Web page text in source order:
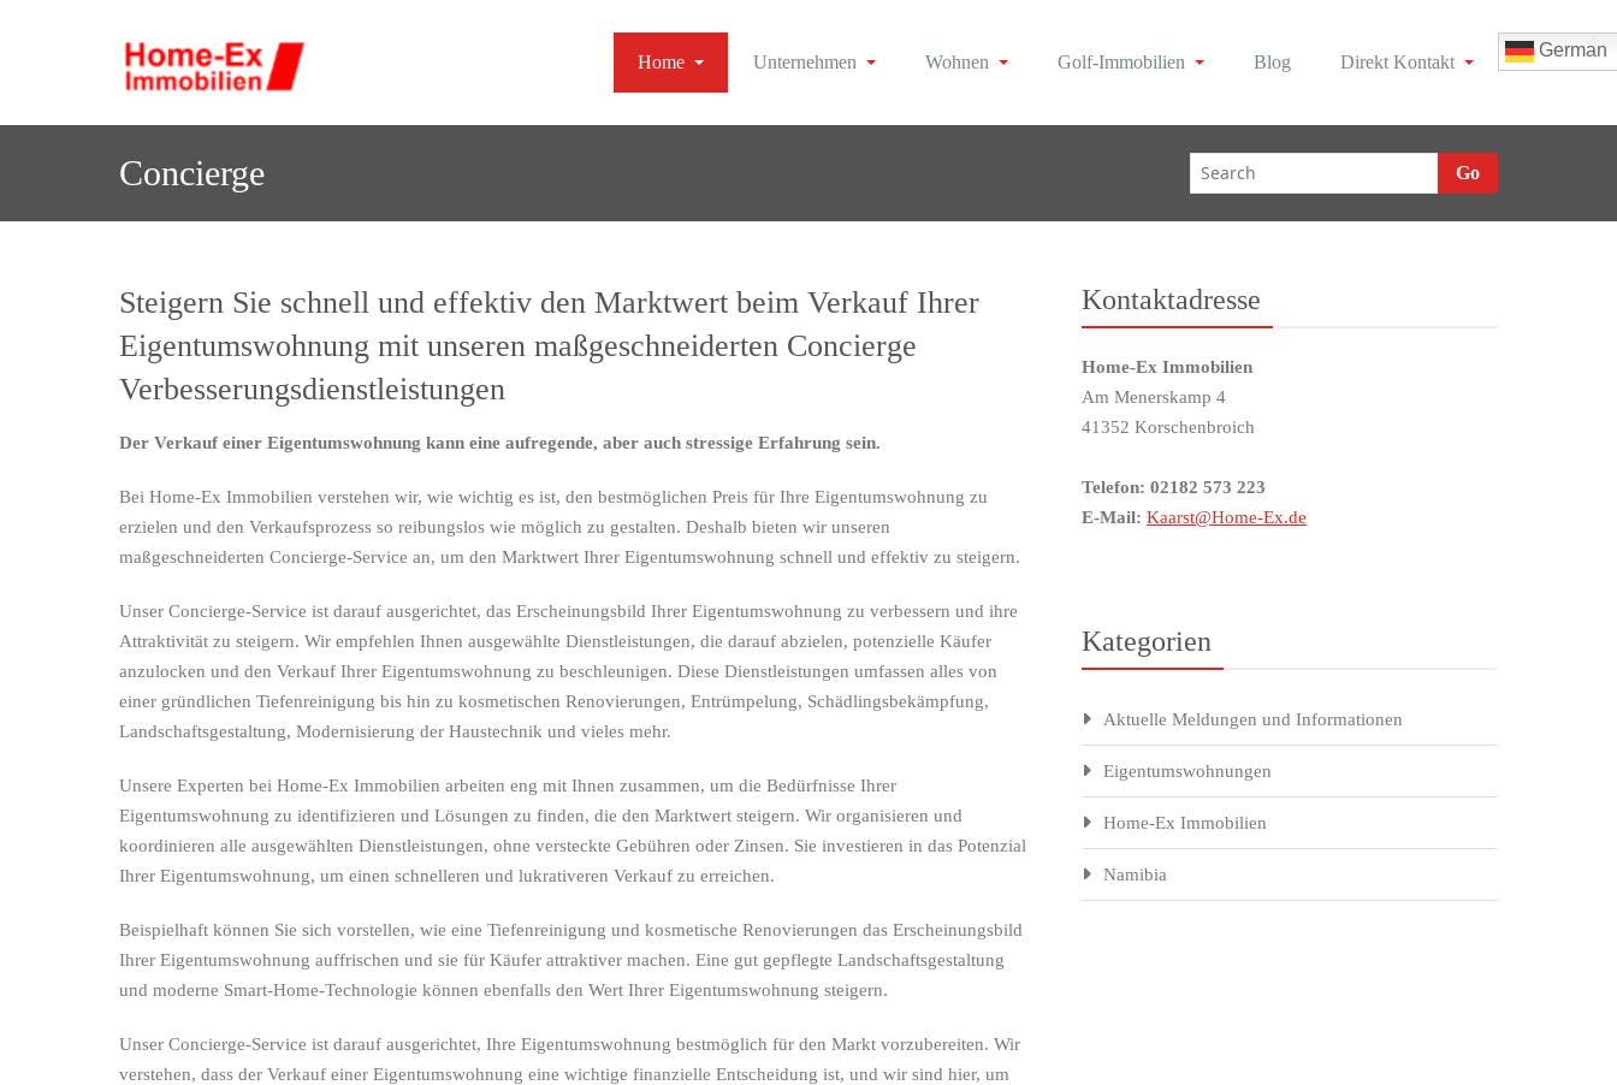
ome-Ex Immobilien
Home Unternehmen Wohnen Golf-Immobilien Blog Direkt Kontakt
German
Concierge Go
Steigern Sie schnell und effektiv den Marktwert beim Verkauf Ihrer
Eigentumswohnung mit unseren maßgeschneiderten Concierge
Verbesserungsdienstleistungen
Der Verkauf einer Eigentumswohnung kann eine aufregende, aber auch stressige Erfahrung sein.
Bei Home-Ex Immobilien verstehen wir, wie wichtig es ist, den bestmöglichen Preis für Ihre Eigentumswohnung zu
erzielen und den Verkaufsprozess so reibungslos wie möglich zu gestalten. Deshalb bieten wir unseren
maßgeschneiderten Concierge-Service an, um den Marktwert Ihrer Eigentumswohnung schnell und effektiv zu steigern.
Unser Concierge-Service ist darauf ausgerichtet, das Erscheinungsbild Ihrer Eigentumswohnung zu verbessern und ihre
Attraktivität zu steigern. Wir empfehlen Ihnen ausgewählte Dienstleistungen, die darauf abzielen, potenzielle Käufer
anzulocken und den Verkauf Ihrer Eigentumswohnung zu beschleunigen. Diese Dienstleistungen umfassen alles von
einer gründlichen Tiefenreinigung bis hin zu kosmetischen Renovierungen, Entrümpelung, Schädlingsbekämpfung,
Landschaftsgestaltung, Modernisierung der Haustechnik und vieles mehr.
Unsere Experten bei Home-Ex Immobilien arbeiten eng mit Ihnen zusammen, um die Bedürfnisse Ihrer
Eigentumswohnung zu identifizieren und Lösungen zu finden, die den Marktwert steigern. Wir organisieren und
koordinieren alle ausgewählten Dienstleistungen, ohne versteckte Gebühren oder Zinsen. Sie investieren in das Potenzial
Ihrer Eigentumswohnung, um einen schnelleren und lukrativeren Verkauf zu erreichen.
Beispielhaft können Sie sich vorstellen, wie eine Tiefenreinigung und kosmetische Renovierungen das Erscheinungsbild
Ihrer Eigentumswohnung auffrischen und sie für Käufer attraktiver machen. Eine gut gepflegte Landschaftsgestaltung
und moderne Smart-Home-Technologie können ebenfalls den Wert Ihrer Eigentumswohnung steigern.
Unser Concierge-Service ist darauf ausgerichtet, Ihre Eigentumswohnung bestmöglich für den Markt vorzubereiten. Wir
verstehen, dass der Verkauf einer Eigentumswohnung eine wichtige finanzielle Entscheidung ist, und wir sind hier, um
Kontaktadresse
Home-Ex Immobilien
Am Menerskamp 4
41352 Korschenbroich
Telefon: 02182 573 223
E-Mail: Kaarst@Home-Ex.de
Kategorien
Aktuelle Meldungen und Informationen
Eigentumswohnungen
Home-Ex Immobilien
Namibia